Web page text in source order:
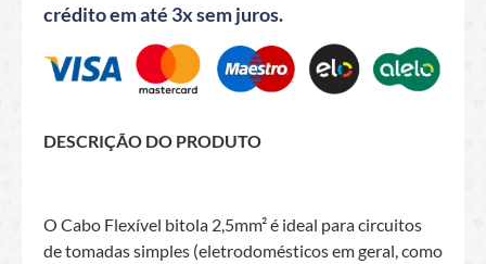
crédito em até 3x sem juros.
DESCRIÇÃO DO PRODUTO
O Cabo Flexível bitola 2,5mm² é ideal para circuitos
de tomadas simples (eletrodomésticos em geral, como